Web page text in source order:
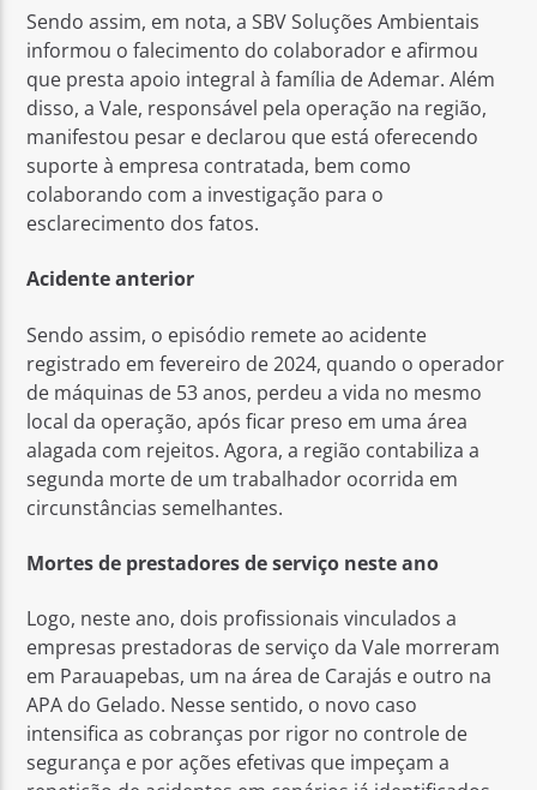
Sendo assim, em nota, a SBV Soluções Ambientais
informou o falecimento do colaborador e afirmou
que presta apoio integral à família de Ademar. Além
disso, a Vale, responsável pela operação na região,
manifestou pesar e declarou que está oferecendo
suporte à empresa contratada, bem como
colaborando com a investigação para o
esclarecimento dos fatos.
Acidente anterior
Sendo assim, o episódio remete ao acidente
registrado em fevereiro de 2024, quando o operador
de máquinas de 53 anos, perdeu a vida no mesmo
local da operação, após ficar preso em uma área
alagada com rejeitos. Agora, a região contabiliza a
segunda morte de um trabalhador ocorrida em
circunstâncias semelhantes.
Mortes de prestadores de serviço neste ano
Logo, neste ano, dois profissionais vinculados a
empresas prestadoras de serviço da Vale morreram
em Parauapebas, um na área de Carajás e outro na
APA do Gelado. Nesse sentido, o novo caso
intensifica as cobranças por rigor no controle de
segurança e por ações efetivas que impeçam a